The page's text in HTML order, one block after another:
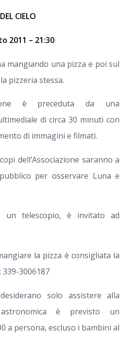
CIELO
2011 – 21:30
mangiando una pizza e poi sul
pizzeria stessa.
è preceduta da una
di circa 30 minuti con
di immagini e filmati.
dell’Associazione saranno a
per osservare Luna e
un telescopio, è invitato ad
la pizza è consigliata la
3006187
solo assistere alla
astronomica è previsto un
a persona, escluso i bambini al